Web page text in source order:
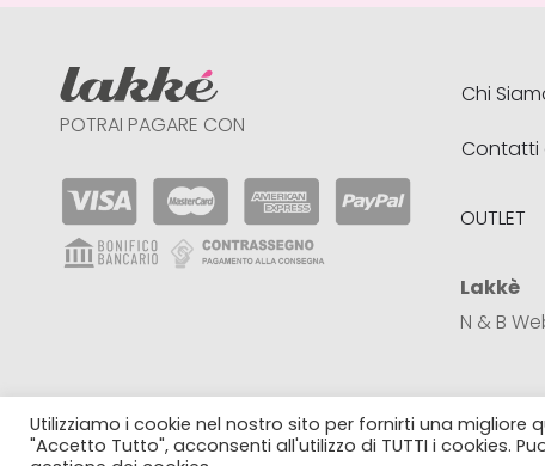
POTRAI PAGARE CON
Chi
Contatti
OUTLET
Lakkè
N & B
© 2022 Lakké . All Rights Reserved. N & B
Utilizziamo i cookie nel nostro sito per fornirti una migliore
"Accetto Tutto", acconsenti all'utilizzo di TUTTI i cookies.